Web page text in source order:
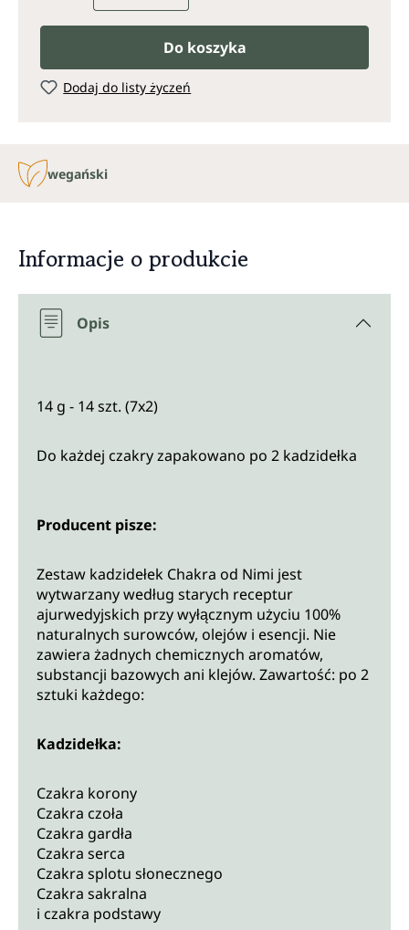
Do koszyka
Dodaj do listy życzeń
wegański
Informacje o produkcie
Opis
14 g - 14 szt. (7x2)
Do każdej czakry zapakowano po 2 kadzidełka
Producent pisze:
Zestaw kadzidełek Chakra od Nimi jest
wytwarzany według starych receptur
ajurwedyjskich przy wyłącznym użyciu 100%
naturalnych surowców, olejów i esencji. Nie
zawiera żadnych chemicznych aromatów,
substancji bazowych ani klejów. Zawartość: po 2
sztuki każdego:
Kadzidełka:
Czakra korony
Czakra czoła
Czakra gardła
Czakra serca
Czakra splotu słonecznego
Czakra sakralna
i czakra podstawy